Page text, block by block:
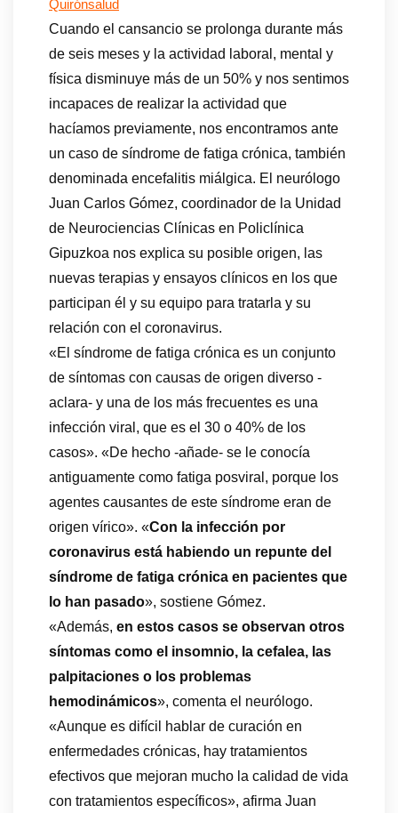
Quirónsalud
Cuando el cansancio se prolonga durante más
de seis meses y la actividad laboral, mental y
física disminuye más de un 50% y nos sentimos
incapaces de realizar la actividad que
hacíamos previamente, nos encontramos ante
un caso de síndrome de fatiga crónica, también
denominada encefalitis miálgica. El neurólogo
Juan Carlos Gómez, coordinador de la Unidad
de Neurociencias Clínicas en Policlínica
Gipuzkoa nos explica su posible origen, las
nuevas terapias y ensayos clínicos en los que
participan él y su equipo para tratarla y su
relación con el coronavirus.
«El síndrome de fatiga crónica es un conjunto
de síntomas con causas de origen diverso -
aclara- y una de los más frecuentes es una
infección viral, que es el 30 o 40% de los
casos». «De hecho -añade- se le conocía
antiguamente como fatiga posviral, porque los
agentes causantes de este síndrome eran de
origen vírico». «Con la infección por
coronavirus está habiendo un repunte del
síndrome de fatiga crónica en pacientes que
lo han pasado», sostiene Gómez.
«Además, en estos casos se observan otros
síntomas como el insomnio, la cefalea, las
palpitaciones o los problemas
hemodinámicos», comenta el neurólogo.
«Aunque es difícil hablar de curación en
enfermedades crónicas, hay tratamientos
efectivos que mejoran mucho la calidad de vida
con tratamientos específicos», afirma Juan